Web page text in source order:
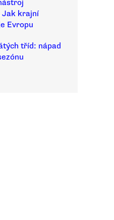
Jak krajní
Evropu
tříd: nápad